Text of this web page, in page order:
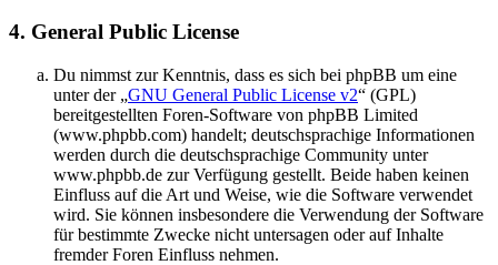
4. General Public License
Du nimmst zur Kenntnis, dass es sich bei phpBB um eine
unter der „GNU General Public License v2“ (GPL)
bereitgestellten Foren-Software von phpBB Limited
(www.phpbb.com) handelt; deutschsprachige Informationen
werden durch die deutschsprachige Community unter
www.phpbb.de zur Verfügung gestellt. Beide haben keinen
Einfluss auf die Art und Weise, wie die Software verwendet
wird. Sie können insbesondere die Verwendung der Software
für bestimmte Zwecke nicht untersagen oder auf Inhalte
fremder Foren Einfluss nehmen.